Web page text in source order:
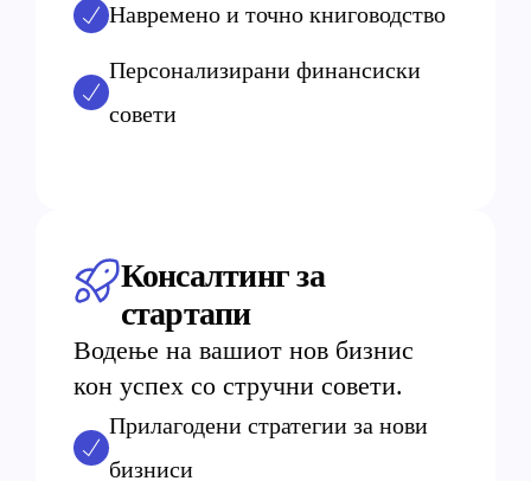
Навремено и точно книговодство
Персонализирани финансиски
совети
Консалтинг за
стартапи
Водење на вашиот нов бизнис
кон успех со стручни совети.
Прилагодени стратегии за нови
бизниси